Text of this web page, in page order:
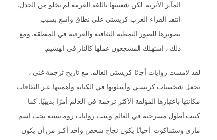
المآثر الأثرية. لكن شعبيتها باللغة العربية لم تخلو من الجدل.
انتقد القراء العرب كريستي على نطاق واسع بسبب
تصويرها للصور النمطية الثقافية والعرقية في المنطقة. ومع
ذلك ، استهلك المشجعون عملها كالنار في الهشيم.
لقد لامست روايات أجاثا كريستي العالم. مع تاريخ ترجمة غني ،
تجعل شخصيات كريستي وأسلوبها في الكتابة وأهميتها عبر الثقافات
مكانتها باعتبارها المؤلفة الأكثر ترجمة في العالم أمرًا بديهيًا. كما
كتبت أطول مسرحية في العالم وست روايات رومانسية تحت اسم
ماري وستماكوت. أحيانًا يكون نجاح شخص واحد أكبر من أن يكون